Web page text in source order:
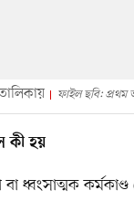
ফাইল ছবি:
কী হয়
বা ধ্বংসাত্মক